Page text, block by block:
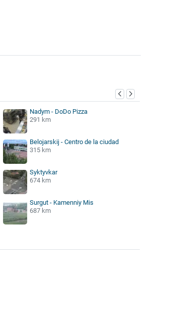
Nadym - DoDo Pizza
291 km
Belojarskij - Centro de la ciudad
315 km
Syktyvkar
674 km
Surgut - Kamenniy Mis
687 km